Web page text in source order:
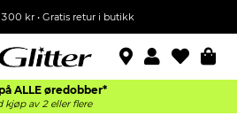
kr • Gratis retur i butikk
ALLE øredobber*
kjøp av 2 eller flere